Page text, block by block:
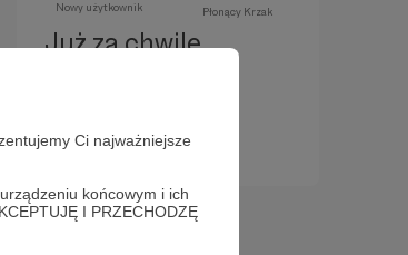
Ci najważniejsze
końcowym i ich
I PRZECHODZĘ
Nowy użytkownik Płonący Krzak
Już za chwilę